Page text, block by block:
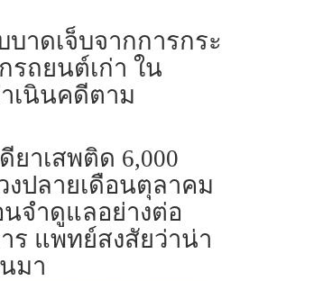
าดเจ็บจากการกระ
ถยนต์เก่า ใน
เนินคดีตาม
าเสพติด 6,000
ปลายเดือนตุลาคม
จำดูแลอย่างต่อ
ร แพทย์สงสัยว่าน่า
มา